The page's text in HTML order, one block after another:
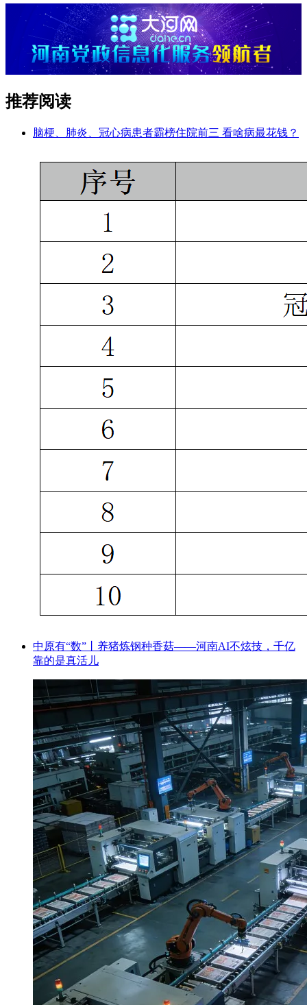
推荐阅读
脑梗、肺炎、冠心病患者霸榜住院前三 看啥病最花钱？
中原有“数”丨养猪炼钢种香菇——河南AI不炫技，千亿
靠的是真活儿